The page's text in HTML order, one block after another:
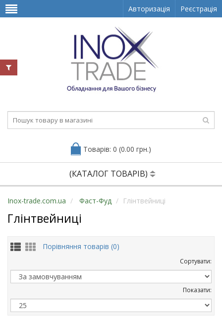
Авторизація Реєстрація
Товарів: 0 (0.00 грн.)
(КАТАЛОГ ТОВАРІВ)
Inox-trade.com.ua Фаст-Фуд Глінтвейниці
Глінтвейниці
Порівняння товарів (0)
Сортувати:
Показати: